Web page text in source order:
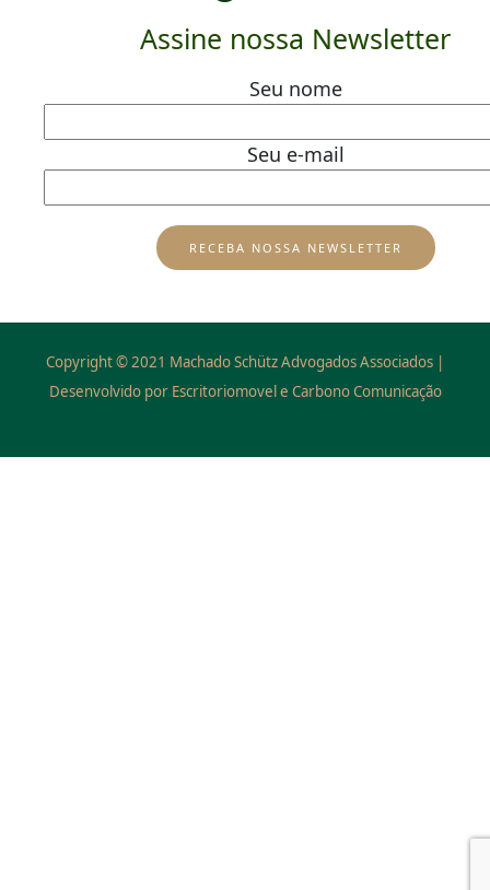
Assine nossa Newsletter
Seu nome
Seu e-mail
Copyright © 2021 Machado Schütz Advogados Associados |
Desenvolvido por Escritoriomovel e Carbono Comunicação